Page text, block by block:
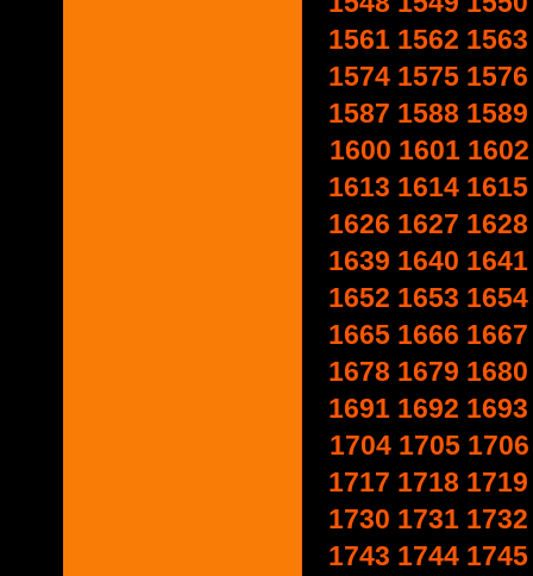
1561 1562 1563
1574 1575 1576
1587 1588 1589
1600 1601 1602
1613 1614 1615
1626 1627 1628
1639 1640 1641
1652 1653 1654
1665 1666 1667
1678 1679 1680
1691 1692 1693
1704 1705 1706
1717 1718 1719
1730 1731 1732
1743 1744 1745